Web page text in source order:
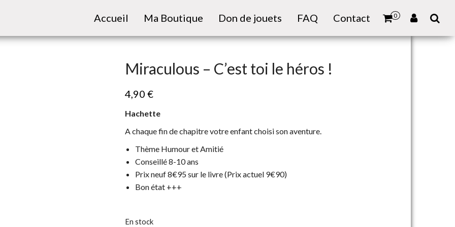
0
Accueil Ma Boutique Don de jouets FAQ Contact
Miraculous – C’est toi le héros !
4,90€
Hachette
A chaque fin de chapitre votre enfant choisi son aventure.
Thème Humour et Amitié
Conseillé 8-10 ans
Prix neuf 8€95 sur le livre (Prix actuel 9€90)
Bon état +++
En stock